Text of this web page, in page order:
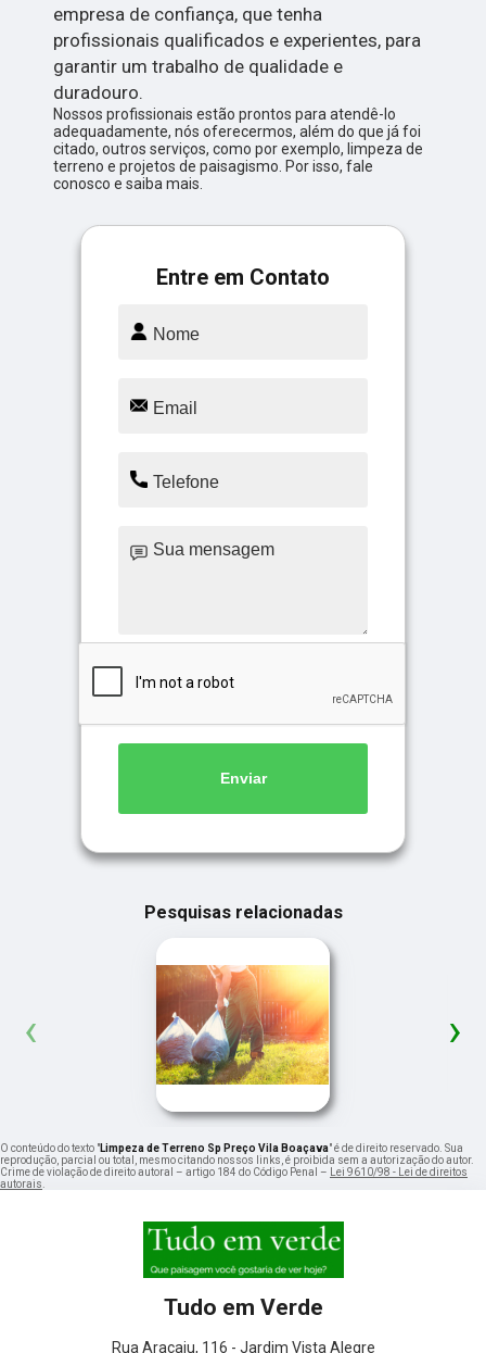
empresa de confiança, que tenha
profissionais qualificados e experientes, para
garantir um trabalho de qualidade e
duradouro.
Nossos profissionais estão prontos para atendê-lo
adequadamente, nós oferecermos, além do que já foi
citado, outros serviços, como por exemplo, limpeza de
terreno e projetos de paisagismo. Por isso, fale
conosco e saiba mais.
Entre em Contato
Enviar
Pesquisas relacionadas
‹ ›
O conteúdo do texto "Limpeza de Terreno Sp Preço Vila Boaçava" é de direito reservado. Sua
reprodução, parcial ou total, mesmo citando nossos links, é proibida sem a autorização do autor.
Crime de violação de direito autoral – artigo 184 do Código Penal –
Lei 9610/98 - Lei de direitos
autorais
Tudo em Verde
Rua Aracaju, 116 - Jardim Vista Alegre